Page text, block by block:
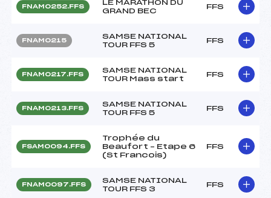
FNAM0252.FFS
LE MARATHON DU
GRAND BEC
FFS
FNAM0215
SAMSE NATIONAL
TOUR FFS 5
FFS
FNAM0217.FFS
SAMSE NATIONAL
TOUR Mass start
FFS
FNAM0213.FFS
SAMSE NATIONAL
TOUR FFS 5
FFS
FSAM0094.FFS
Trophée du
Beaufort – Etape 6
(St Francois)
FFS
FNAM0097.FFS
SAMSE NATIONAL
TOUR FFS 3
FFS